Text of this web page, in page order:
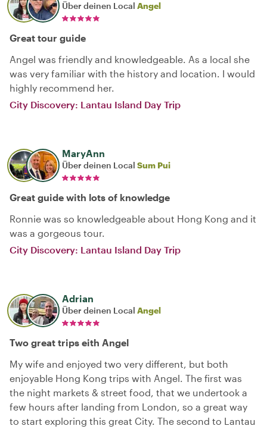
Über deinen Local Angel
Great tour guide
Angel was friendly and knowledgeable. As a local she
was very familiar with the history and location. I would
highly recommend her.
City Discovery: Lantau Island Day Trip
MaryAnn
Über deinen Local Sum Pui
Great guide with lots of knowledge
Ronnie was so knowledgeable about Hong Kong and it
was a gorgeous tour.
City Discovery: Lantau Island Day Trip
Adrian
Über deinen Local Angel
Two great trips eith Angel
My wife and enjoyed two very different, but both
enjoyable Hong Kong trips with Angel. The first was
the night markets & street food, that we undertook a
few hours after landing from London, so a great way
to start exploring this great City. The second to Lantau